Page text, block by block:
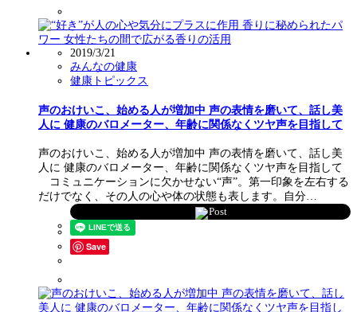
2019/3/21
みんなの健康
健康トピックス
声のおけいこ、始める人が増加中 声の表情を磨いて、話し美
人に 健康のバロメーター、年齢に関係なくツヤ声を目指して
声のおけいこ、始める人が増加中 声の表情を磨いて、話し美
人に 健康のバロメーター、年齢に関係なくツヤ声を目指して
コミュニケーションに欠かせない“声”。第一印象を左右する
だけでなく、その人の心や体の状態も表します。自分…
Post
Save